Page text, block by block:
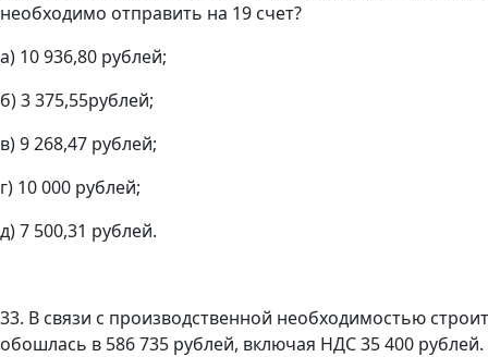
необходимо отправить на 19 счет?
а) 10 936,80 рублей;
б) 3 375,55рублей;
в) 9 268,47 рублей;
г) 10 000 рублей;
д) 7 500,31 рублей.
33. В связи с производственной необходимостью
обошлась в 586 735 рублей, включая НДС 35 400